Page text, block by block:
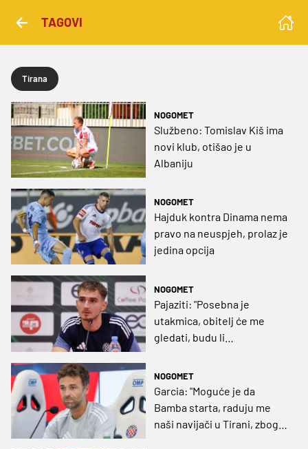
TAGOVI
Tirana
NOGOMET
Službeno: Tomislav Kiš ima
novi klub, otišao je u
Albaniju
NOGOMET
Hajduk kontra Dinama nema
pravo na neuspjeh, prolaz je
jedina opcija
NOGOMET
Pajaziti: "Posebna je
utakmica, obitelj će me
gledati, budu li
NOGOMET
Garcia: "Moguće je da
Bamba starta, raduju me
naši navijači u Tirani, zbog